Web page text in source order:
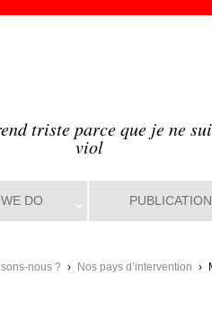
triste parce que je ne
viol
DO
nous ? › Nos pays d’intervention ›